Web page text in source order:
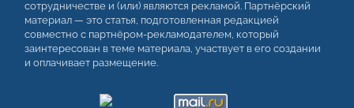
сотрудничестве и (или) являются рекламой. Партнёрский
материал — это статья, подготовленная редакцией
совместно с партнёром-рекламодателем, который
заинтересован в теме материала, участвует в его создании
и оплачивает размещение.